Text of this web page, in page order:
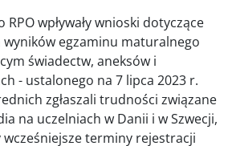
wpływały wnioski dotyczące
wyników egzaminu maturalnego
świadectw, aneksów i
- ustalonego na 7 lipca 2023 r.
zgłaszali trudności związane
na uczelniach w Danii i w Szwecji,
wcześniejsze terminy rejestracji